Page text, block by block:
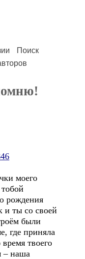
Поиск
моего
рождения
и ты со своей
были
где приняла
твоего
– наша